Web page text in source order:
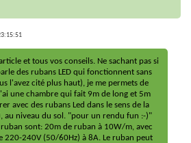
et tous vos conseils. Ne sachant pas si
des rubans LED qui fonctionnent sans
l'avez cité plus haut), je me permets de
une chambre qui fait 9m de long et 5m
avec des rubans Led dans le sens de la
au niveau du sol. "pour un rendu fun :-)"
sont: 20m de ruban à 10W/m, avec
220-240V (50/60Hz) à 8A. Le ruban peut